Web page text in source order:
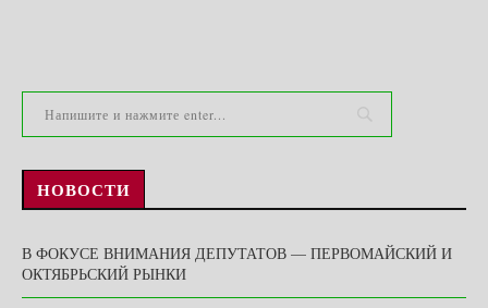
НОВОСТИ
В ФОКУСЕ ВНИМАНИЯ ДЕПУТАТОВ — ПЕРВОМАЙСКИЙ И
ОКТЯБРЬСКИЙ РЫНКИ